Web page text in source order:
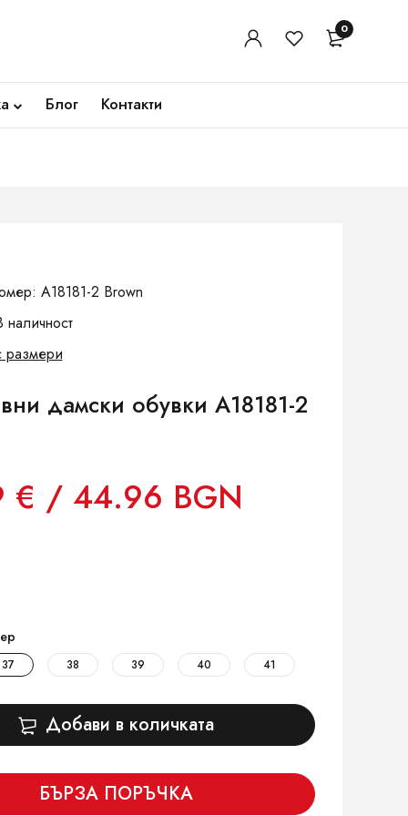
0
Блог Контакти
A18181-2 Brown
размери
дамски обувки A18181-2
€ / 44.96 BGN
37 38 39 40 41
Добави в количката
БЪРЗА ПОРЪЧКА